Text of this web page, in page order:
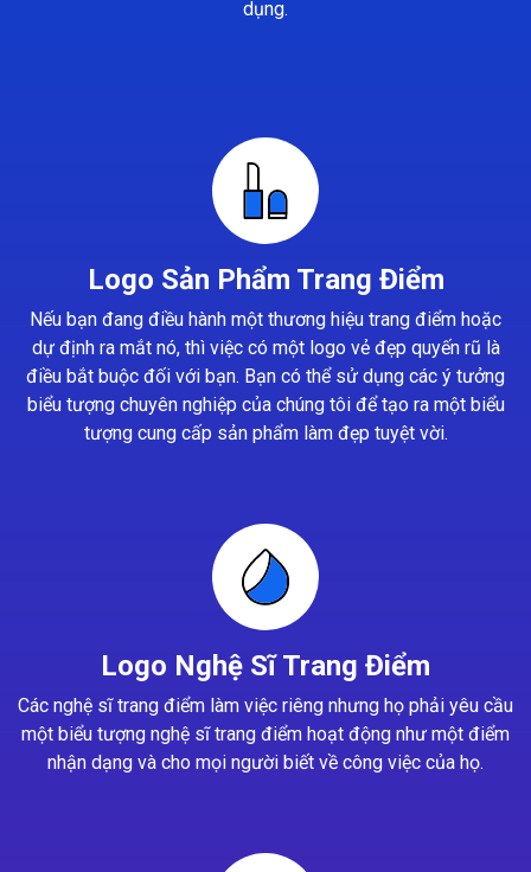
dụng.
Logo Sản Phẩm Trang Điểm
Nếu bạn đang điều hành một thương hiệu trang điểm hoặc
dự định ra mắt nó, thì việc có một logo vẻ đẹp quyến rũ là
điều bắt buộc đối với bạn. Bạn có thể sử dụng các ý tưởng
biểu tượng chuyên nghiệp của chúng tôi để tạo ra một biểu
tượng cung cấp sản phẩm làm đẹp tuyệt vời.
Logo Nghệ Sĩ Trang Điểm
Các nghệ sĩ trang điểm làm việc riêng nhưng họ phải yêu cầu
một biểu tượng nghệ sĩ trang điểm hoạt động như một điểm
nhận dạng và cho mọi người biết về công việc của họ.